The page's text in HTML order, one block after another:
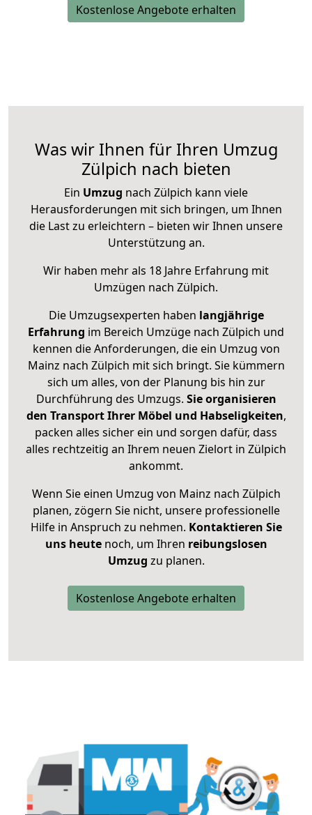
Kostenlose Angebote erhalten
Was wir Ihnen für Ihren Umzug
Zülpich nach bieten
Ein Umzug nach Zülpich kann viele
Herausforderungen mit sich bringen, um Ihnen
die Last zu erleichtern – bieten wir Ihnen unsere
Unterstützung an.
Wir haben mehr als 18 Jahre Erfahrung mit
Umzügen nach Zülpich.
Die Umzugsexperten haben langjährige
Erfahrung im Bereich Umzüge nach Zülpich und
kennen die Anforderungen, die ein Umzug von
Mainz nach Zülpich mit sich bringt. Sie kümmern
sich um alles, von der Planung bis hin zur
Durchführung des Umzugs. Sie organisieren
den Transport Ihrer Möbel und Habseligkeiten,
packen alles sicher ein und sorgen dafür, dass
alles rechtzeitig an Ihrem neuen Zielort in Zülpich
ankommt.
Wenn Sie einen Umzug von Mainz nach Zülpich
planen, zögern Sie nicht, unsere professionelle
Hilfe in Anspruch zu nehmen. Kontaktieren Sie
uns heutenoch, um Ihren reibungslosen
Umzug zu planen.
Kostenlose Angebote erhalten